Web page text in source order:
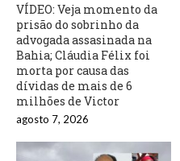
VÍDEO: Veja momento da
prisão do sobrinho da
advogada assasinada na
Bahia; Cláudia Félix foi
morta por causa das
dívidas de mais de 6
milhões de Victor
agosto 7, 2026